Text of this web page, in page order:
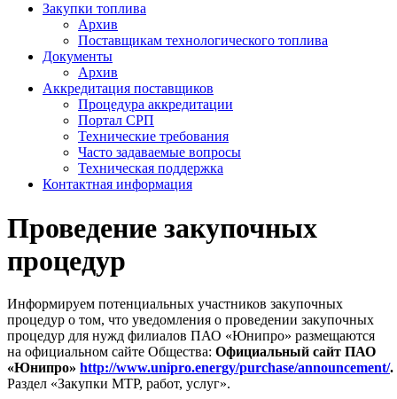
Закупки топлива
Архив
Поставщикам технологического топлива
Документы
Архив
Аккредитация поставщиков
Процедура аккредитации
Портал СРП
Технические требования
Часто задаваемые вопросы
Техническая поддержка
Контактная информация
Проведение закупочных
процедур
Информируем потенциальных участников закупочных
процедур о том, что уведомления о проведении закупочных
процедур для нужд филиалов ПАО «Юнипро» размещаются
на официальном сайте Общества: Официальный сайт ПАО
«Юнипро» http://www.unipro.energy/purchase/announcement/.
Раздел «Закупки МТР, работ, услуг».